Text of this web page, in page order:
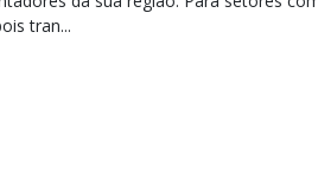
tran...